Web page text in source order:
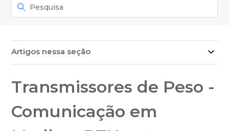
Artigos nessa seção
Transmissores de Peso -
Comunicação em